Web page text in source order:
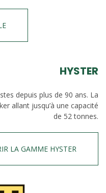
HYSTER
depuis plus de 90 ans. La
allant jusqu’à une capacité
de 52 tonnes.
LA GAMME HYSTER